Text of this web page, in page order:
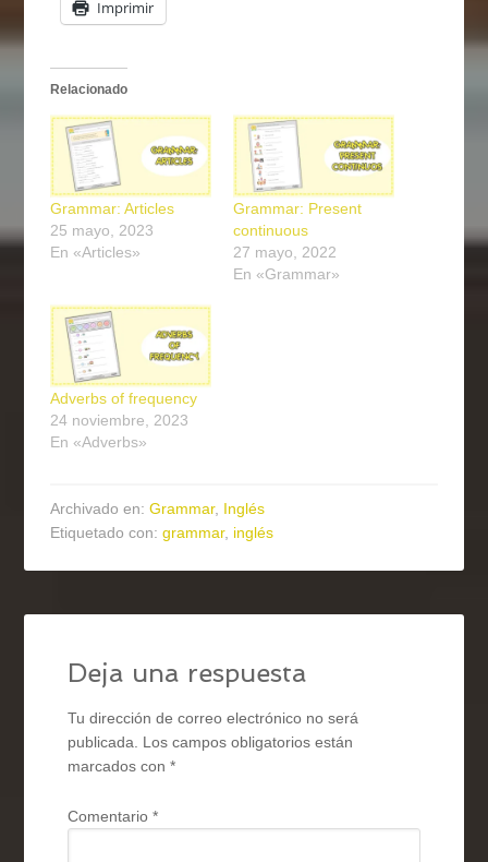
Imprimir
Relacionado
Grammar: Articles
25 mayo, 2023
En «Articles»
Grammar: Present
continuous
27 mayo, 2022
En «Grammar»
Adverbs of frequency
24 noviembre, 2023
En «Adverbs»
Archivado en:Grammar, Inglés
Etiquetado con:grammar, inglés
Deja una respuesta
Tu dirección de correo electrónico no será
publicada. Los campos obligatorios están
marcados con*
Comentario*